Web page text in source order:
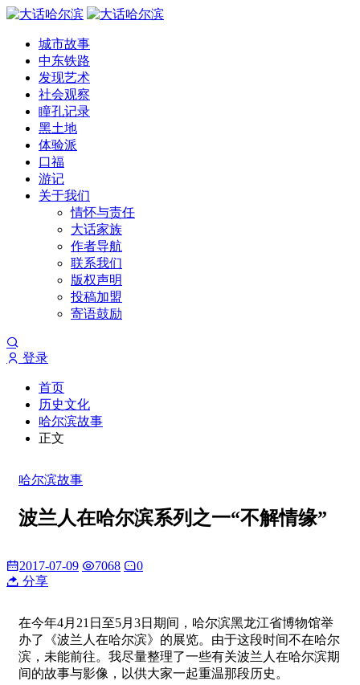
城市故事
中东铁路
发现艺术
社会观察
瞳孔记录
黑土地
体验派
口福
游记
关于我们
情怀与责任
大话家族
作者导航
联系我们
版权声明
投稿加盟
寄语鼓励
登录
首页
历史文化
哈尔滨故事
正文
哈尔滨故事
波兰人在哈尔滨系列之一“不解情缘”
2017-07-09 7068
0
分享
在今年4月21日至5月3日期间，哈尔滨黑龙江省博物馆举
办了《波兰人在哈尔滨》的展览。由于这段时间不在哈尔
滨，未能前往。我尽量整理了一些有关波兰人在哈尔滨期
间的故事与影像，以供大家一起重温那段历史。